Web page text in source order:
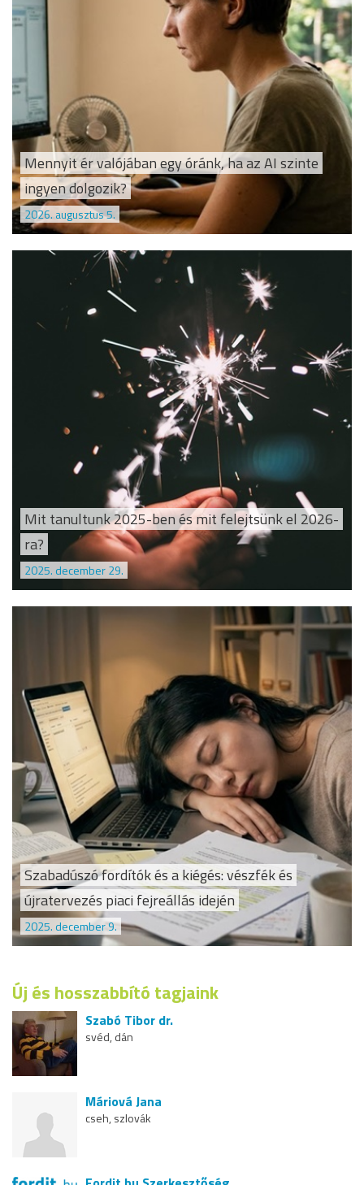
Mennyit ér valójában egy óránk, ha az AI szinte
ingyen dolgozik?
2026. augusztus 5.
Mit tanultunk 2025-ben és mit felejtsünk el 2026-
ra?
2025. december 29.
Szabadúszó fordítók és a kiégés: vészfék és
újratervezés piaci fejreállás idején
2025. december 9.
Új és hosszabbító tagjaink
Szabó Tibor dr.
svéd, dán
Máriová Jana
cseh, szlovák